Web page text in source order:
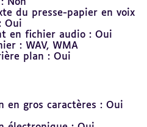
Non
du presse-papier en voix
Oui
en fichier audio : Oui
: WAV, WMA
plan : Oui
en gros caractères : Oui